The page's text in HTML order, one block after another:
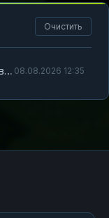
Очистить
Minecraft Trial что это и почему это важно знать 08.08.2026 12:35